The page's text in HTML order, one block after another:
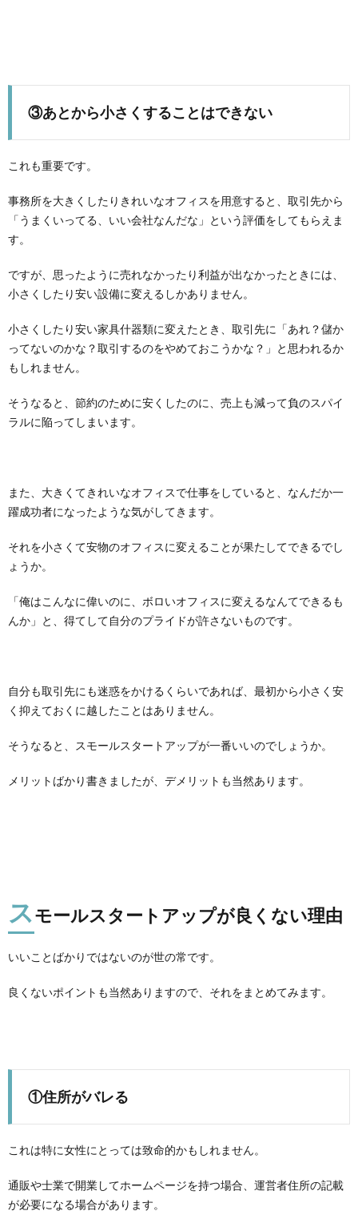
③あとから小さくすることはできない
これも重要です。
事務所を大きくしたりきれいなオフィスを用意すると、取引先から
「うまくいってる、いい会社なんだな」という評価をしてもらえま
す。
ですが、思ったように売れなかったり利益が出なかったときには、
小さくしたり安い設備に変えるしかありません。
小さくしたり安い家具什器類に変えたとき、取引先に「あれ？儲か
ってないのかな？取引するのをやめておこうかな？」と思われるか
もしれません。
そうなると、節約のために安くしたのに、売上も減って負のスパイ
ラルに陥ってしまいます。
また、大きくてきれいなオフィスで仕事をしていると、なんだか一
躍成功者になったような気がしてきます。
それを小さくて安物のオフィスに変えることが果たしてできるでし
ょうか。
「俺はこんなに偉いのに、ボロいオフィスに変えるなんてできるも
んか」と、得てして自分のプライドが許さないものです。
自分も取引先にも迷惑をかけるくらいであれば、最初から小さく安
く抑えておくに越したことはありません。
そうなると、スモールスタートアップが一番いいのでしょうか。
メリットばかり書きましたが、デメリットも当然あります。
スモールスタートアップが良くない理由
いいことばかりではないのが世の常です。
良くないポイントも当然ありますので、それをまとめてみます。
①住所がバレる
これは特に女性にとっては致命的かもしれません。
通販や士業で開業してホームページを持つ場合、運営者住所の記載
が必要になる場合があります。